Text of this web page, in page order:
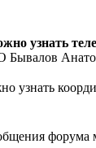
узнать
Бывалов
узнать